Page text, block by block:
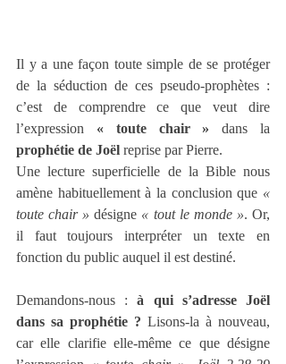
Il y a une façon toute simple de se protéger
de la séduction de ces pseudo-prophètes :
c’est de comprendre ce que veut dire
l’expression « toute chair »
prophétie de Joël reprise par Pierre.
Une lecture superficielle de la Bible nous
amène habituellement à la conclusion que «
toute chair » désigne « tout le monde ». Or,
il faut toujours interpréter un texte en
fonction du public auquel il est destiné.
Demandons-nous : à qui s’adresse Joël
dans sa prophétie ? Lisons-la à nouveau,
car elle clarifie elle-même ce que désigne